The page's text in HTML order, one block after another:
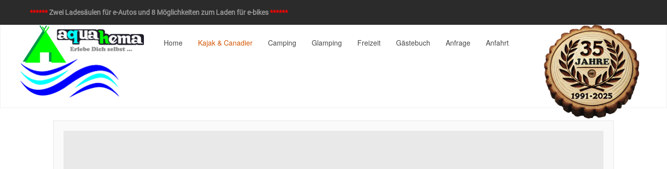
******Zwei Ladesäulen für e-Autos und 8 Möglichkeiten zum Laden für e-bikes******
Home Kajak & Canadier Camping Glamping Freizeit Gästebuch Anfrage Anfahrt